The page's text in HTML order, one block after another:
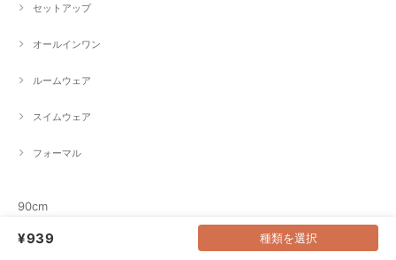
セットアップ
オールインワン
ルームウェア
スイムウェア
フォーマル
90cm
アウター
¥939 種類を選択